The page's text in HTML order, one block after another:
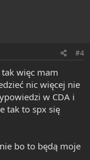
#4
więc mam
nic więcej nie
w CDA i
tak to spx się
bo to będą moje